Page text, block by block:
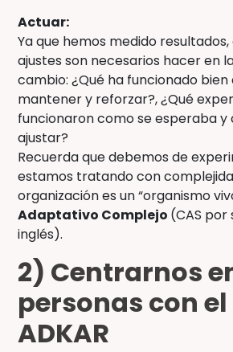
Actuar:
Ya que hemos medido
ajustes son necesarios hacer en
cambio: ¿Qué ha funcionado
mantener y reforzar?, ¿Qué
funcionaron como se esperaba y
ajustar?
Recuerda que debemos de
estamos tratando con
organización es un “organismo
Adaptativo Complejo (CAS por
inglés).
2) Centrarnos
personas con
ADKAR